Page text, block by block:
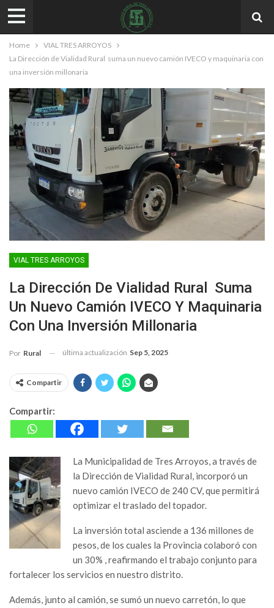
Home
VIAL TRES ARROYOS
La Dirección de Vialidad Rural suma un nuevo camión IVECO y maquinaria con
una inversión millonaria
VIAL TRES ARROYOS
La Dirección De Vialidad Rural Suma
Un Nuevo Camión IVECO Y Maquinaria
Con Una Inversión Millonaria
Por Rural última actualización Sep 5, 2025
Compartir
Compartir:
La Municipalidad de Tres Arroyos, a través de
la Dirección de Vialidad Rural, incorporó un
nuevo camión IVECO de 240 CV, que permitirá
optimizar el traslado del topador.
La inversión total asciende a 136 millones de
pesos, de los cuales la Provincia colaboró con
un 30% , reafirmando el trabajo conjunto para
fortalecer los servicios en nuestro distrito.
Además, junto al camión, se sumó un nuevo carretón, lo que